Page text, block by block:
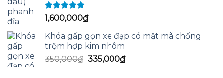
Được xếp
hạng
5.00
sao
1,600,000₫
Khóa gấp gọn xe đạp có mật mã chống
trộm hợp kim nhôm
350,000₫ Giá
335,000₫Giá